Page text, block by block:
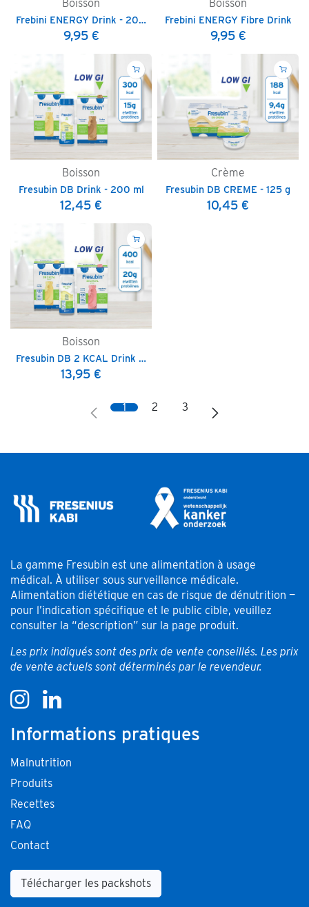
Boisson
Frebini ENERGY Drink - 200 ml
9,95€
Boisson
Frebini ENERGY Fibre Drink
9,95€
Boisson
Fresubin DB Drink - 200 ml
12,45 €
Crème
Fresubin DB CREME - 125 g
10,45 €
Boisson
Fresubin DB 2 KCAL Drink - 200 ml
13,95 €
1 2 3
La gamme Fresubin est une alimentation à usage
médical. À utiliser sous surveillance médicale.
Alimentation diététique en cas de risque de dénutrition —
pour l’indication spécifique et le public cible, veuillez
consulter la “description” sur la page produit.
Les prix indiqués sont des prix de vente conseillés. Les prix
de vente actuels sont déterminés par le revendeur.
Informations pratiques
Malnutrition
Produits
Recettes
FAQ
Contact
Télécharger les packshots